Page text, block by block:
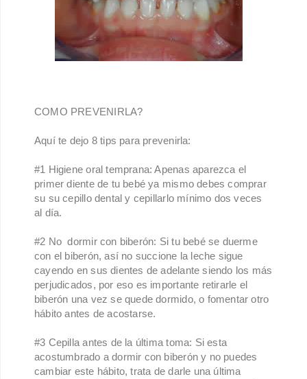
COMO PREVENIRLA?
Aquí te dejo 8 tips para prevenirla:
#1 Higiene oral temprana: Apenas aparezca el
primer diente de tu bebé ya mismo debes comprar
su su cepillo dental y cepillarlo mínimo dos veces
al día.
#2 No dormir con biberón: Si tu bebé se duerme
con el biberón, así no succione la leche sigue
cayendo en sus dientes de adelante siendo los más
perjudicados, por eso es importante retirarle el
biberón una vez se quede dormido, o fomentar otro
hábito antes de acostarse.
#3 Cepilla antes de la última toma: Si esta
acostumbrado a dormir con biberón y no puedes
cambiar este hábito, trata de darle una última